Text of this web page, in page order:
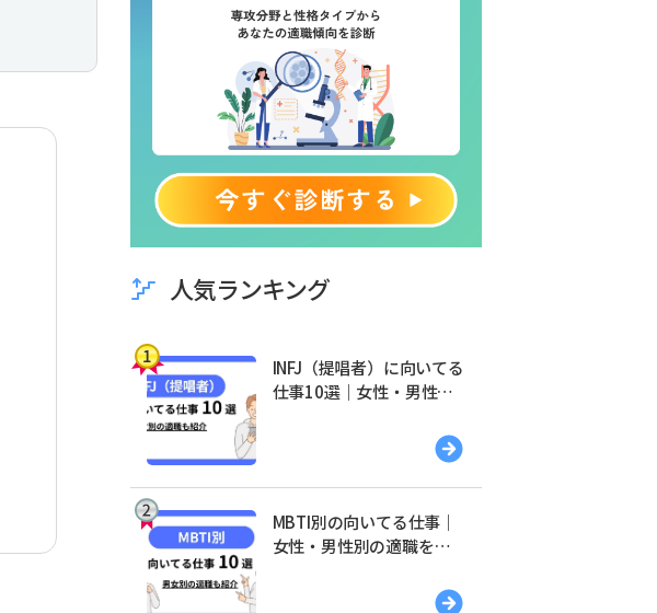
人気ランキング
INFJ（提唱者）に向いてる
仕事10選｜女性・男性別
MBTI別の向いてる仕事｜
女性・男性別の適職を紹